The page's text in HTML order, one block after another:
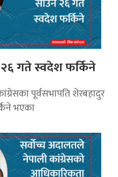
गते स्वदेश फर्किने
पूर्वसभापति शेरबहादुर
भएका